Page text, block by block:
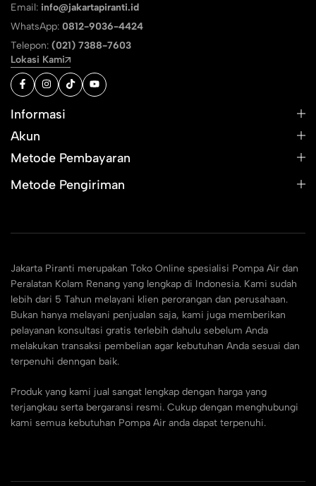
Email: info@jakartapiranti.id
WhatsApp: 0812-9036-4424
Telepon: (021) 7388-7603
Lokasi Kami
Informasi
Akun
Metode Pembayaran
Metode Pengiriman
Jakarta Piranti merupakan Toko Online spesialisi Pompa Air dan
Peralatan Kolam Renang yang lengkap di Indonesia. Kami sudah
lebih dari 5 Tahun melayani klien perorangan dan perusahaan.
Bukan hanya melayani penjualan saja, kami juga memberikan
pelayanan konsultasi gratis terlebih dahulu sebelum Anda
melakukan transaksi pembelian agar kebutuhan Anda sesuai dan
terpenuhi denngan baik.
Produk yang kami jual sangat lengkap dengan harga yang
terjangkau serta bergaransi resmi. Cukup dengan menghubungi
kami semua kebutuhan Pompa Air anda dapat terpenuhi.